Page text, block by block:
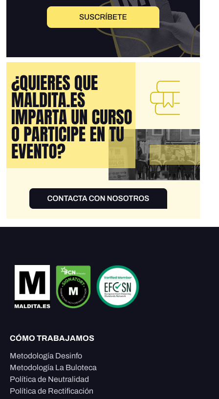
CÓMO TRABAJAMOS
Metodología Desinfo
Metodología La Buloteca
Política de Neutralidad
Política de Rectificación